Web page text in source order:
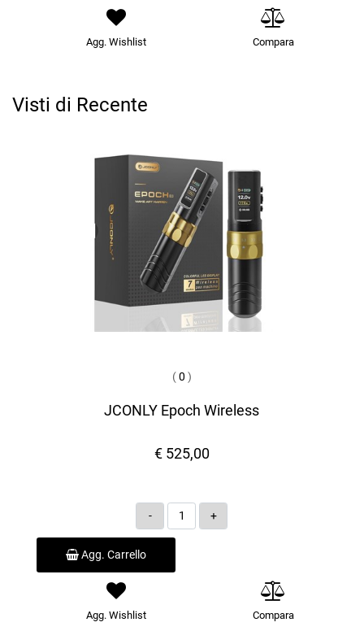
Agg. Wishlist Compara
Visti di Recente
(0 )
JCONLY Epoch Wireless
€ 525,00
Quantità
Agg. Carrello
Agg. Wishlist Compara